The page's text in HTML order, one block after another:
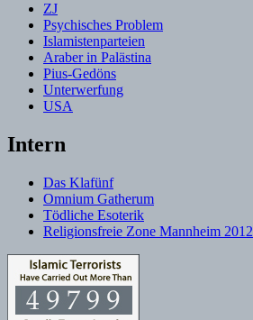
ZJ
Psychisches Problem
Islamistenparteien
Araber in Palästina
Pius-Gedöns
Unterwerfung
USA
Intern
Das Klafünf
Omnium Gatherum
Tödliche Esoterik
Religionsfreie Zone Mannheim 2012